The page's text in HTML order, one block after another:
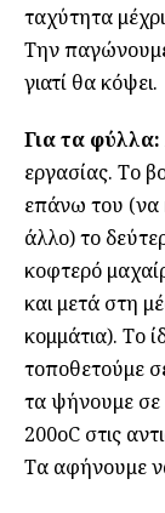
ταχύτητα
Την
γιατί θα κόψει.
Για τα φύλλα:
εργασίας. Το
επάνω του (να
άλλο) το
κοφτερό
και μετά στη
κομμάτια). Το
τοποθετούμε
τα ψήνουμε
200οC στις
Τα αφήνουμε